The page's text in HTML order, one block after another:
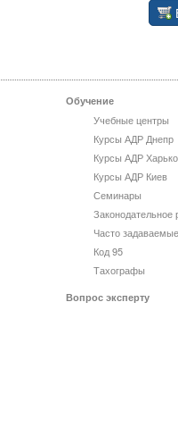
Обучение
Учебные центры
Курсы АДР Днепр
Курсы АДР
Курсы АДР Киев
Семинары
Законодательное
Часто
Код 95
Тахографы
Вопрос эксперту